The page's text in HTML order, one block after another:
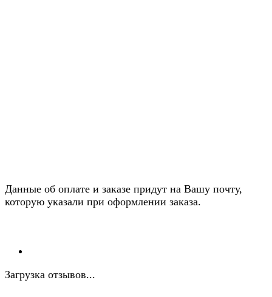
Данные об оплате и заказе придут на Вашу почту,
которую указали при оформлении заказа.
Загрузка отзывов...